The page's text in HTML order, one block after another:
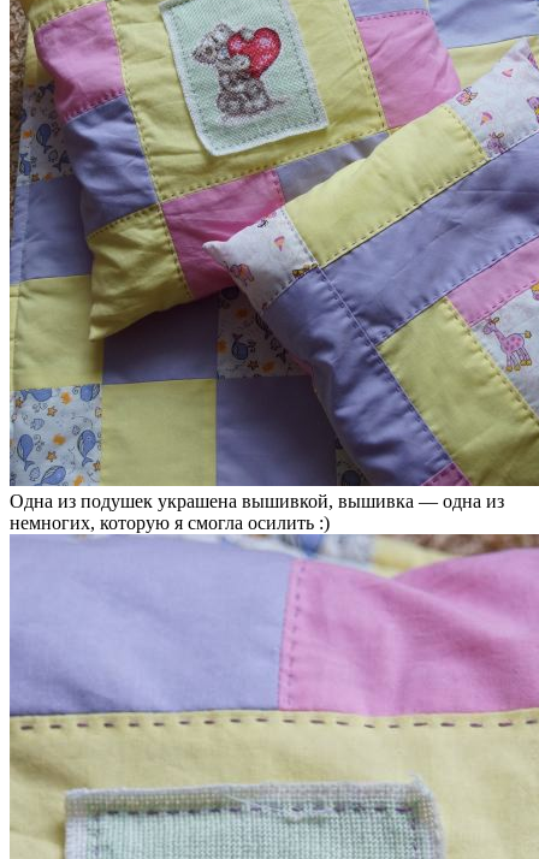
Одна из подушек украшена вышивкой, вышивка — одна из
немногих, которую я смогла осилить :)